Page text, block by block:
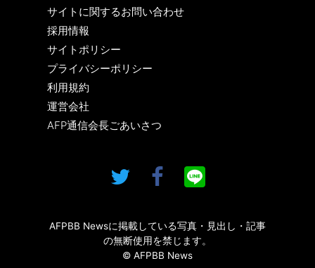
サイトに関するお問い合わせ
採用情報
サイトポリシー
プライバシーポリシー
利用規約
運営会社
AFP通信会長ごあいさつ
AFPBB Newsに掲載している写真・見出し・記事
の無断使用を禁じます。
© AFPBB News